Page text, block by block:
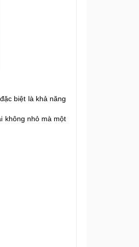
biệt là khả năng
không nhỏ mà một